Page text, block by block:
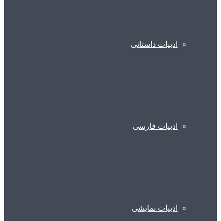
ادبیات داستانی
ادبیات فارسی
ادبیات نمایشی